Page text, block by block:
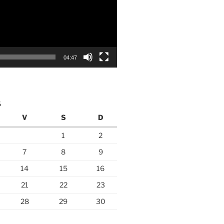
04:47
V S D
1
2
7 8
9
14 15
16
21 22
23
28 29
30